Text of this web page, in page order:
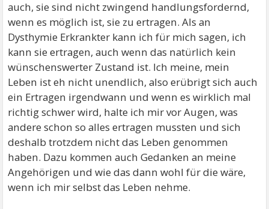
auch, sie sind nicht zwingend handlungsfordernd,
wenn es möglich ist, sie zu ertragen. Als an
Dysthymie Erkrankter kann ich für mich sagen, ich
kann sie ertragen, auch wenn das natürlich kein
wünschenswerter Zustand ist. Ich meine, mein
Leben ist eh nicht unendlich, also erübrigt sich auch
ein Ertragen irgendwann und wenn es wirklich mal
richtig schwer wird, halte ich mir vor Augen, was
andere schon so alles ertragen mussten und sich
deshalb trotzdem nicht das Leben genommen
haben. Dazu kommen auch Gedanken an meine
Angehörigen und wie das dann wohl für die wäre,
wenn ich mir selbst das Leben nehme.